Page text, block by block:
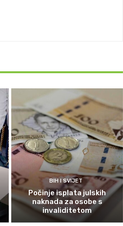
BIH I SVIJET
Počinje isplata julskih
naknada za osobe s
invaliditetom